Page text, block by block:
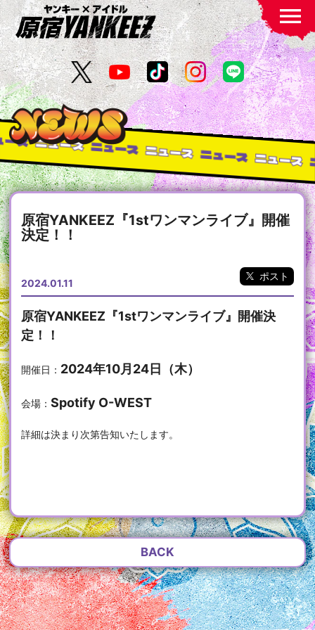
menu
ス ニュース ニュース ニュース ニュース ニュース
原宿YANKEEZ『1stワンマンライブ』開催
決定！！
2024.01.11
ポスト
原宿YANKEEZ『1stワンマンライブ』開催決
定！！
開催日： 2024年10月24日（木）
会場：Spotify O-WEST
詳細は決まり次第告知いたします。
BACK